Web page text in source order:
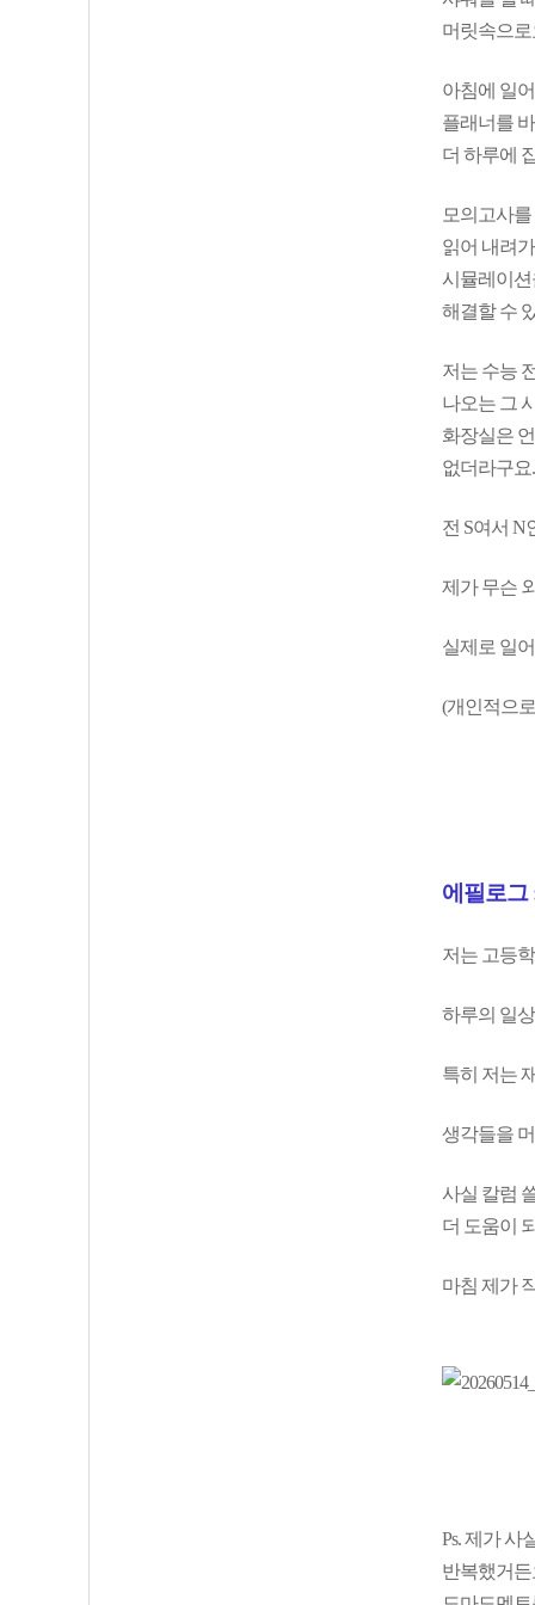
머릿속으로
아침에 일
플래너를
더 하루에
모의고사
읽어 내려
시뮬레이션
해결할 수
저는 수능
나오는 그
화장실은
없더라구
전 S여서 N
제가 무슨
실제로 일
(개인적으
에필로그
저는 고등
하루의 일
특히 저는
생각들을
사실 칼럼
더 도움이
마침 제가
Ps. 제가 사
반복했거